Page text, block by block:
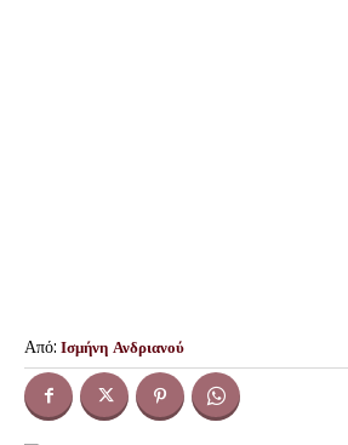
Από: Ισμήνη Ανδριανού